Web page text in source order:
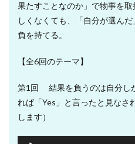
果たすことなのか」で物事を
しくなくても、「自分が選ん
負を持てる。
【全6回のテーマ】
第1回 結果を負うのは自分し
れば「Yes」と言ったと見な
します）